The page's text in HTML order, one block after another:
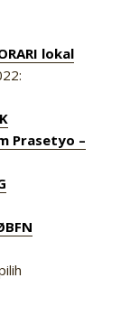
lokal
Prasetyo –